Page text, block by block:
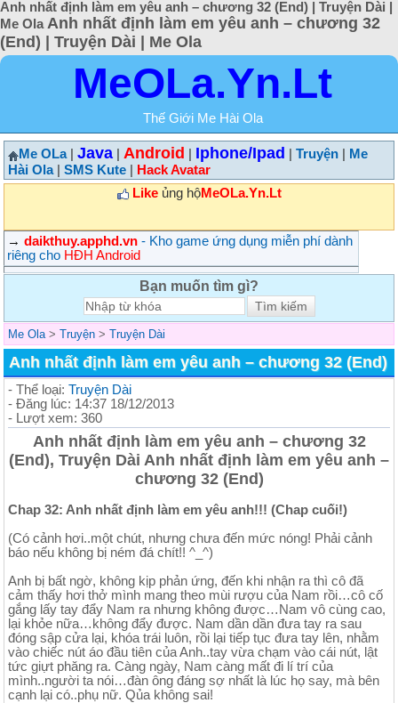
Anh nhất định làm em yêu anh – chương 32 (End) | Truyện Dài |
Me Ola Anh nhất định làm em yêu anh – chương 32
(End) | Truyện Dài | Me Ola
MeOLa.Yn.Lt
Thế Giới Me Hài Ola
Me OLa| Java Android Iphone/Ipad Truyện
Me
Hài Ola| SMS Kute
Hack Avatar
Likeủng hộMeOLa.Yn.Lt
→ daikthuy.apphd.vn - Kho game ứng dụng miễn phí dành
riêng cho HĐH Android
Bạn muốn tìm gì?
Me Ola > Truyện > Truyện Dài
Anh nhất định làm em yêu anh – chương 32 (End)
- Thể loại: Truyện Dài
- Đăng lúc: 14:37 18/12/2013
- Lượt xem: 360
Anh nhất định làm em yêu anh – chương 32
(End), Truyện Dài Anh nhất định làm em yêu anh –
chương 32 (End)
Chap 32: Anh nhất định làm em yêu anh!!! (Chap cuối!)
(Có cảnh hơi..một chút, nhưng chưa đến mức nóng! Phải cảnh
báo nếu không bị ném đá chít!! ^_^)
Anh bị bất ngờ, không kịp phản ứng, đến khi nhận ra thì cô đã
cảm thấy hơi thở mình mang theo mùi rượu của Nam rồi…cô cố
gắng lấy tay đẩy Nam ra nhưng không được…Nam vô cùng cao,
lại khỏe nữa…không đẩy được. Nam dần dần đưa tay ra sau
đóng sập cửa lại, khóa trái luôn, rồi lại tiếp tục đưa tay lên, nhằm
vào chiếc nút áo đầu tiên của Anh..tay vừa chạm vào cái nút, lật
tức giựt phăng ra. Càng ngày, Nam càng mất đi lí trí của
mình..người ta nói…đàn ông đáng sợ nhất là lúc họ say, mà bên
cạnh lại có..phụ nữ. Qủa không sai!